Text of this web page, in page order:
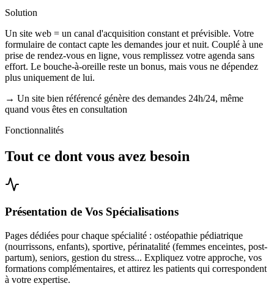
Solution
Un site web = un canal d'acquisition constant et prévisible. Votre
formulaire de contact capte les demandes jour et nuit. Couplé à une
prise de rendez-vous en ligne, vous remplissez votre agenda sans
effort. Le bouche-à-oreille reste un bonus, mais vous ne dépendez
plus uniquement de lui.
→ Un site bien référencé génère des demandes 24h/24, même
quand vous êtes en consultation
Fonctionnalités
Tout ce dont vous avez besoin
Présentation de Vos Spécialisations
Pages dédiées pour chaque spécialité : ostéopathie pédiatrique
(nourrissons, enfants), sportive, périnatalité (femmes enceintes, post-
partum), seniors, gestion du stress... Expliquez votre approche, vos
formations complémentaires, et attirez les patients qui correspondent
à votre expertise.